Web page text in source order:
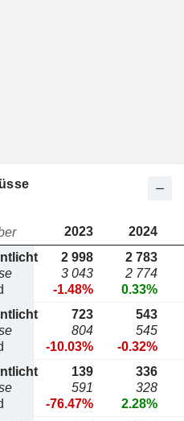
2023 2024
2 998
3 043
-1.48%
2 783
2 774
0.33%
723
804
-10.03%
543
545
-0.32%
139
591
-76.47%
336
328
2.28%